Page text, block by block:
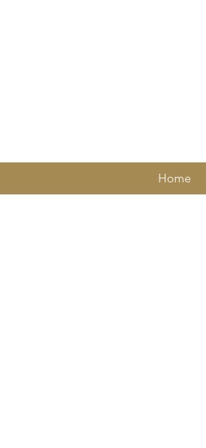
Home